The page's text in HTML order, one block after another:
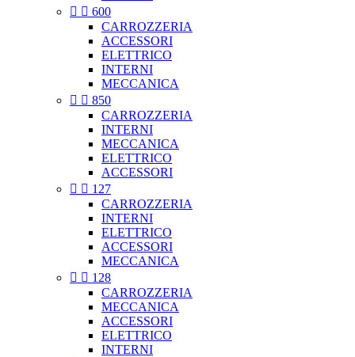
  600
CARROZZERIA
ACCESSORI
ELETTRICO
INTERNI
MECCANICA
  850
CARROZZERIA
INTERNI
MECCANICA
ELETTRICO
ACCESSORI
  127
CARROZZERIA
INTERNI
ELETTRICO
ACCESSORI
MECCANICA
  128
CARROZZERIA
MECCANICA
ACCESSORI
ELETTRICO
INTERNI